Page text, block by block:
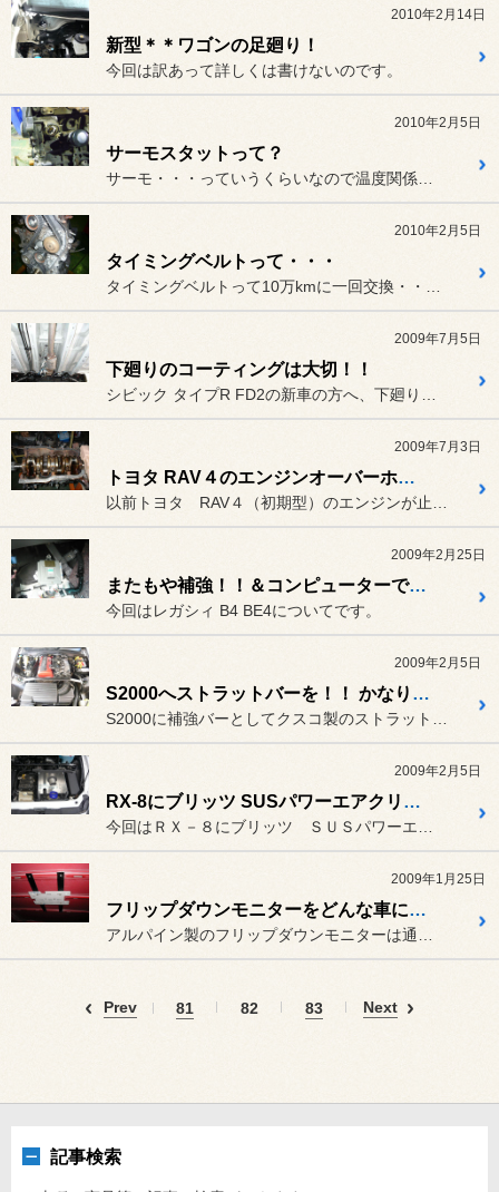
2010年2月14日
新型＊＊ワゴンの足廻り！
今回は訳あって詳しくは書けないのです。
2010年2月5日
サーモスタットって？
2010年2月5日
タイミングベルトって・・・
2009年7月5日
下廻りのコーティングは大切！！
2009年7月3日
トヨタ RAV４のエンジンオーバーホール
2009年2月25日
またもや補強！！＆コンピューターです。
今回はレガシィ B4 BE4についてです。
2009年2月5日
S2000へストラットバーを！！ かなり効きます！！！
2009年2月5日
RX-8にブリッツ SUSパワーエアクリーナーを！！
2009年1月25日
フリップダウンモニターをどんな車にでも取り付ける！！の巻
Prev 81 82 83 Next
記事検索